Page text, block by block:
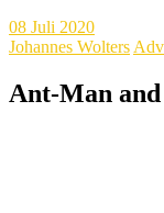
08 Juli 2020
Johannes Wolters
Ant-Man